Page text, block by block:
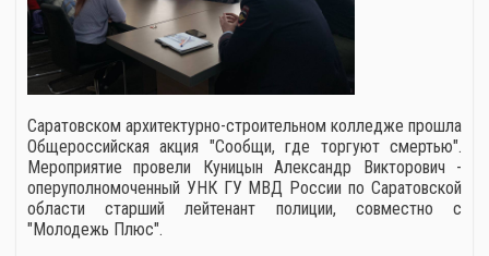
Саратовском архитектурно-строительном колледже прошла
Общероссийская акция "Сообщи, где торгуют смертью".
Мероприятие провели Куницын Александр Викторович -
оперуполномоченный УНК ГУ МВД России по Саратовской
области старший лейтенант полиции, совместно с
"Молодежь Плюс".